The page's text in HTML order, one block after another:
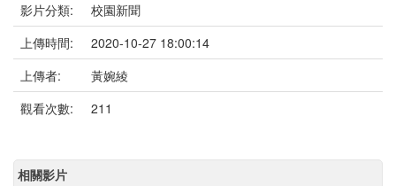
影片分類:
校園新聞
上傳時間:
2020-10-27 18:00:14
上傳者:
黃婉綾
觀看次數:
211
相關影片